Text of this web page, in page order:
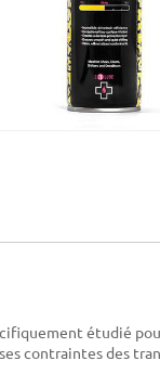
étudié
contraintes des